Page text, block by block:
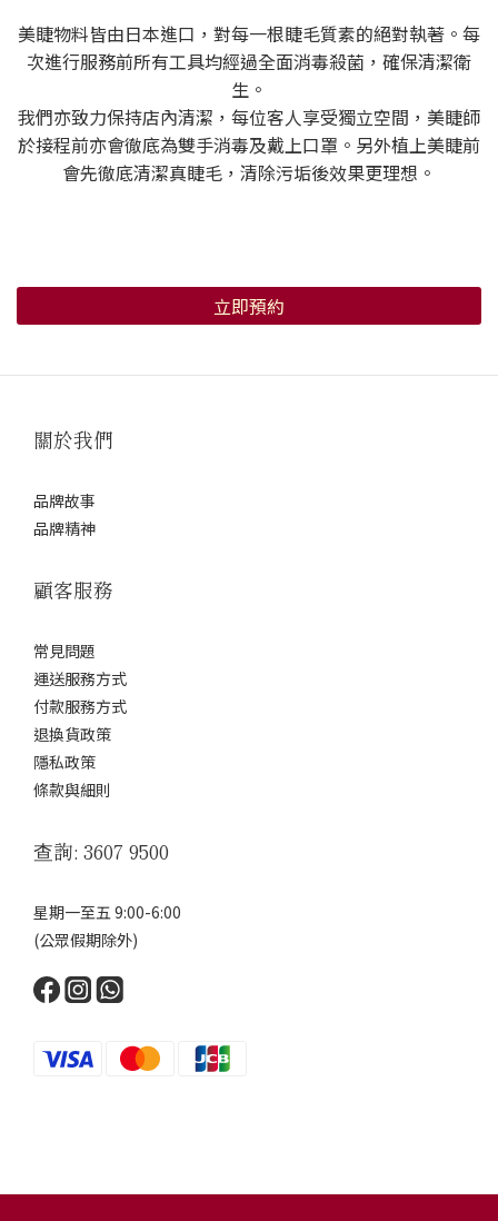
美睫物料皆由日本進口，對每一根睫毛質素的絕對執著。每
次進行服務前所有工具均經過全面消毒殺菌，確保清潔衛
生。
我們亦致力保持店內清潔，每位客人享受獨立空間，美睫師
於接程前亦會徹底為雙手消毒及戴上口罩。另外植上美睫前
會先徹底清潔真睫毛，清除污垢後效果更理想。
立即預約
關於我們
品牌故事
品牌精神
顧客服務
常見問題
運送服務方式
付款服務方式
退換貨政策
隱私政策
條款與細則
查詢: 3607 9500
星期一至五 9:00-6:00
(公眾假期除外)